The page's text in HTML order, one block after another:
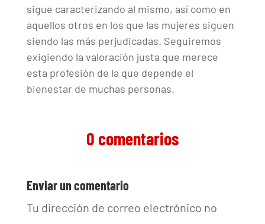
sigue caracterizando al mismo, así como en
aquellos otros en los que las mujeres siguen
siendo las más perjudicadas. Seguiremos
exigiendo la valoración justa que merece
esta profesión de la que depende el
bienestar de muchas personas.
0 comentarios
Enviar un comentario
Tu dirección de correo electrónico no